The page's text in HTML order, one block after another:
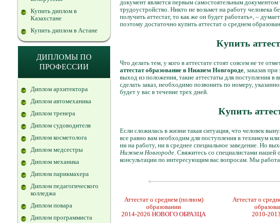
Купить диплом в
Казахстане
Купить диплом в Астане
ДИПЛОМЫ ПО
ПРОФЕССИИ
Диплом архитектора
Диплом автомеханика
Диплом тренера
Диплом судоводителя
Диплом косметолога
Диплом медсестры
Диплом механика
Диплом парикмахера
Диплом педагогического
колледжа
Диплом повара
Диплом программиста
документ является первым самостоятельным
трудоустройство. Никто не возьмет на работу человека
получить аттестат, то как же он будет работать», –
поэтому достаточно купить аттестат о среднем
Купить
Что делать тем, у кого в аттестате стоят совсем не те
аттестат образование в Нижнем Новгороде, заказав
выход из положения, такие аттестаты для поступления
сделать заказ, необходимо позвонить по номеру,
будет у вас в течение трех дней.
Купить
Если сложилась в жизни такая ситуация, что человек
все равно вам необходим для поступления в техникум
ни на работу, ни в среднее специальное заведение. Но
Нижнем Новгороде. Свяжитесь со специалистами нашей
консультации по интересующим вас вопросам. Мы
Аттестат о среднем (полном)
образовании
2014-2026 НОВОГО ОБРАЗЦА
Аттестат о
2010-